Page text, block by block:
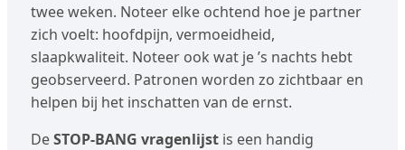
twee weken. Noteer elke ochtend hoe je partner
zich voelt: hoofdpijn, vermoeidheid,
slaapkwaliteit. Noteer ook wat je ’s nachts hebt
geobserveerd. Patronen worden zo zichtbaar en
helpen bij het inschatten van de ernst.
DeSTOP-BANG vragenlijstis een handig